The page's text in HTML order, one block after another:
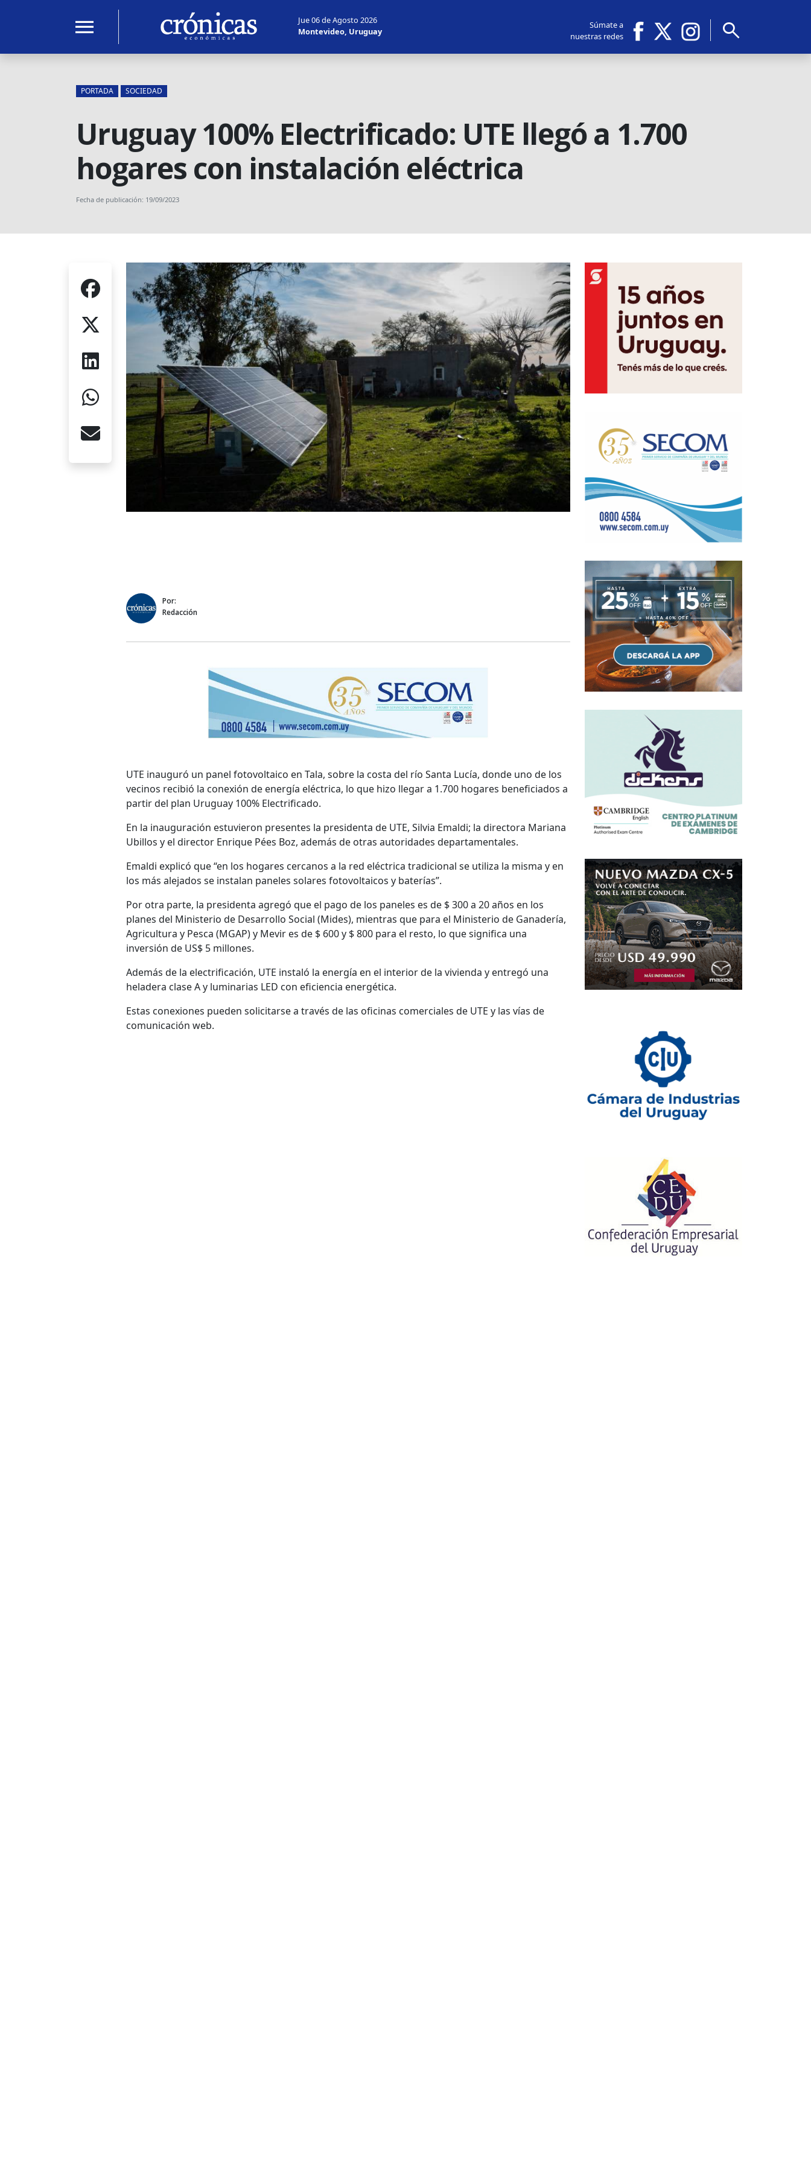
menu
Jue 06 de Agosto 2026
Montevideo, Uruguay
Súmate a
nuestras redes
search
PORTADA SOCIEDAD
Uruguay 100% Electrificado: UTE llegó a 1.700
hogares con instalación eléctrica
Fecha de publicación: 19/09/2023
Por:
Redacción
UTE inauguró un panel fotovoltaico en Tala, sobre la costa del río Santa Lucía, donde uno de los
vecinos recibió la conexión de energía eléctrica, lo que hizo llegar a 1.700 hogares beneficiados a
partir del plan Uruguay 100% Electrificado.
En la inauguración estuvieron presentes la presidenta de UTE, Silvia Emaldi; la directora Mariana
Ubillos y el director Enrique Pées Boz, además de otras autoridades departamentales.
Emaldi explicó que “en los hogares cercanos a la red eléctrica tradicional se utiliza la misma y en
los más alejados se instalan paneles solares fotovoltaicos y baterías”.
Por otra parte, la presidenta agregó que el pago de los paneles es de $ 300 a 20 años en los
planes del Ministerio de Desarrollo Social (Mides), mientras que para el Ministerio de Ganadería,
Agricultura y Pesca (MGAP) y Mevir es de $ 600 y $ 800 para el resto, lo que significa una
inversión de US$ 5 millones.
Además de la electrificación, UTE instaló la energía en el interior de la vivienda y entregó una
heladera clase A y luminarias LED con eficiencia energética.
Estas conexiones pueden solicitarse a través de las oficinas comerciales de UTE y las vías de
comunicación web.